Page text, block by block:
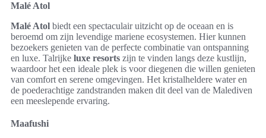
Malé Atol
Malé Atol biedt een spectaculair uitzicht op de oceaan en is
beroemd om zijn levendige mariene ecosystemen. Hier kunnen
bezoekers genieten van de perfecte combinatie van ontspanning
en luxe. Talrijke luxe resorts zijn te vinden langs deze kustlijn,
waardoor het een ideale plek is voor diegenen die willen genieten
van comfort en serene omgevingen. Het kristalheldere water en
de poederachtige zandstranden maken dit deel van de Malediven
een meeslepende ervaring.
Maafushi